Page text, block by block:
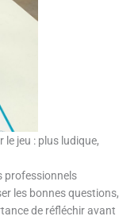
jeu : plus ludique,
professionnels
les bonnes questions,
de réfléchir avant